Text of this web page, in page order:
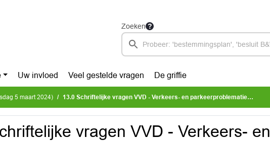
Zoeken
Uw invloed Veel gestelde vragen De griffie
5 maart 2024) 13.0 Schriftelijke vragen VVD - Verkeers- en parkeerproblematiek School B Steenwijk - beantwoording 20240213
vragen VVD - Verkeers- en